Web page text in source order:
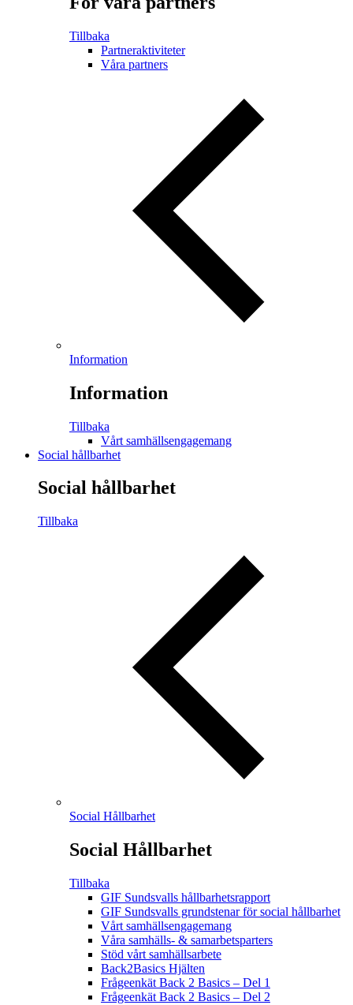
Tillbaka
Partneraktiviteter
Våra partners
Information
Information
Tillbaka
Vårt samhällsengagemang
Social hållbarhet
Social hållbarhet
Tillbaka
Social Hållbarhet
Social Hållbarhet
Tillbaka
GIF Sundsvalls hållbarhetsrapport
GIF Sundsvalls grundstenar för social hållbarhet
Vårt samhällsengagemang
Våra samhälls- & samarbetsparters
Stöd vårt samhällsarbete
Back2Basics Hjälten
Frågeenkät Back 2 Basics – Del 1
Frågeenkät Back 2 Basics – Del 2